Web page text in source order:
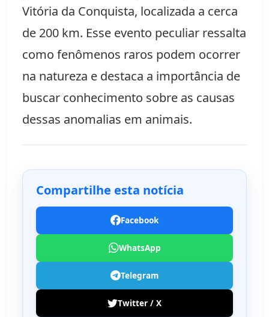
Vitória da Conquista, localizada a cerca
de 200 km. Esse evento peculiar ressalta
como fenômenos raros podem ocorrer
na natureza e destaca a importância de
buscar conhecimento sobre as causas
dessas anomalias em animais.
Compartilhe esta notícia
Facebook
WhatsApp
Telegram
Twitter / X